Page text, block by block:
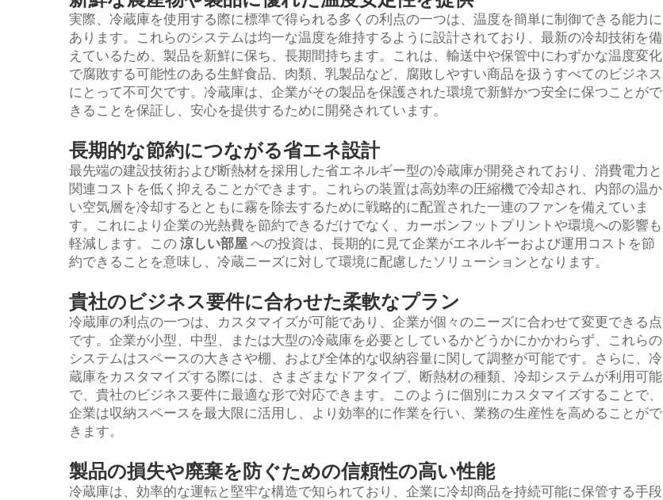
実際、冷蔵庫を使用する際に標準で得られる多くの利点の一つは、温度を簡単に制御できる能力に
あります。これらのシステムは均一な温度を維持するように設計されており、最新の冷却技術を備
えているため、製品を新鮮に保ち、長期間持ちます。これは、輸送中や保管中にわずかな温度変化
で腐敗する可能性のある生鮮食品、肉類、乳製品など、腐敗しやすい商品を扱うすべてのビジネス
にとって不可欠です。冷蔵庫は、企業がその製品を保護された環境で新鮮かつ安全に保つことがで
きることを保証し、安心を提供するために開発されています。
長期的な節約につながる省エネ設計
最先端の建設技術および断熱材を採用した省エネルギー型の冷蔵庫が開発されており、消費電力と
関連コストを低く抑えることができます。これらの装置は高効率の圧縮機で冷却され、内部の温か
い空気層を冷却するとともに霧を除去するために戦略的に配置された一連のファンを備えていま
す。これにより企業の光熱費を節約できるだけでなく、カーボンフットプリントや環境への影響も
軽減します。この 涼しい部屋 への投資は、長期的に見て企業がエネルギーおよび運用コストを節
約できることを意味し、冷蔵ニーズに対して環境に配慮したソリューションとなります。
貴社のビジネス要件に合わせた柔軟なプラン
冷蔵庫の利点の一つは、カスタマイズが可能であり、企業が個々のニーズに合わせて変更できる点
です。企業が小型、中型、または大型の冷蔵庫を必要としているかどうかにかかわらず、これらの
システムはスペースの大きさや棚、および全体的な収納容量に関して調整が可能です。さらに、冷
蔵庫をカスタマイズする際には、さまざまなドアタイプ、断熱材の種類、冷却システムが利用可能
で、貴社のビジネス要件に最適な形で対応できます。このように個別にカスタマイズすることで、
企業は収納スペースを最大限に活用し、より効率的に作業を行い、業務の生産性を高めることがで
きます。
製品の損失や廃棄を防ぐための信頼性の高い性能
冷蔵庫は、効率的な運転と堅牢な構造で知られており、企業に冷却商品を持続可能に保管する手段